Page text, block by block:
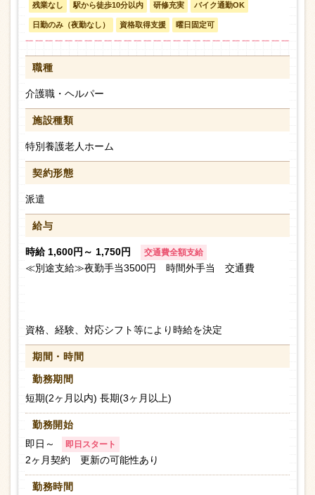
お問い合わせ
残業なし 駅から徒歩10分以内 研修充実 バイク通勤OK
日勤のみ（夜勤なし） 資格取得支援 曜日固定可
職種
介護職・ヘルパー
施設種類
特別養護老人ホーム
契約形態
派遣
給与
時給 1,600円～ 1,750円 交通費全額支給
≪別途支給≫夜勤手当3500円 時間外手当 交通費
資格、経験、対応シフト等により時給を決定
期間・時間
勤務期間
短期(2ヶ月以内) 長期(3ヶ月以上)
勤務開始
即日～
即日スタート
2ヶ月契約 更新の可能性あり
勤務時間